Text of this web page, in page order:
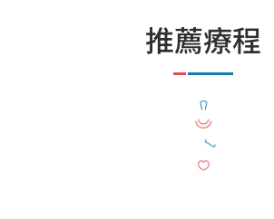
推薦療程
Winback高能射頻治療